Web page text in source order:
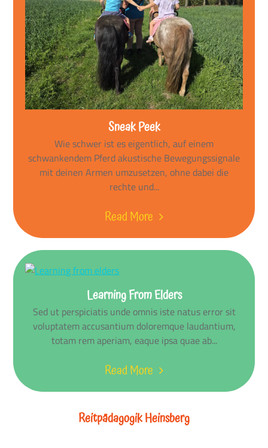
Sneak Peek
Wie schwer ist es eigentlich, auf einem
schwankendem Pferd akustische Bewegungssignale
mit deinen Armen umzusetzen, ohne dabei die
rechte und...
Read More
Learning From Elders
Sed ut perspiciatis unde omnis iste natus error sit
voluptatem accusantium doloremque laudantium,
totam rem aperiam, eaque ipsa quae ab...
Read More
Reitpädagogik Heinsberg